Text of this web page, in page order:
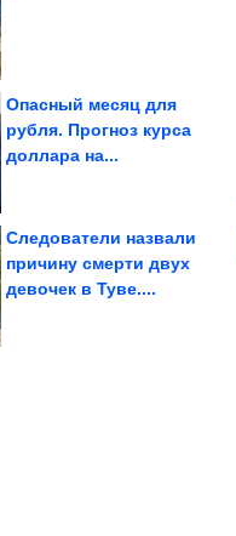
Страны Латинской
Опасный месяц для
рубля. Прогноз курса
доллара на...
России в Индию в июле
стал рекордным с...
Следователи назвали
причину смерти двух
девочек в Туве....